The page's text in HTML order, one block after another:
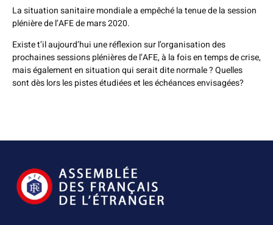
La situation sanitaire mondiale a empêché la tenue de la session
plénière de l’AFE de mars 2020.
Existe t’il aujourd’hui une réflexion sur l’organisation des
prochaines sessions plénières de l’AFE, à la fois en temps de crise,
mais également en situation qui serait dite normale ? Quelles
sont dès lors les pistes étudiées et les échéances envisagées?